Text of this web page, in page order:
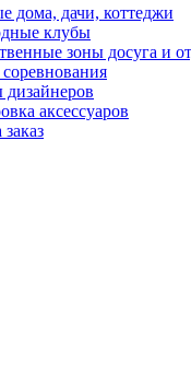
дома, дачи, коттеджи
клубы
зоны досуга и
дизайнеров
аксессуаров